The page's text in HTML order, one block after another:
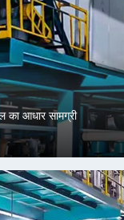
का आधार सामग्री